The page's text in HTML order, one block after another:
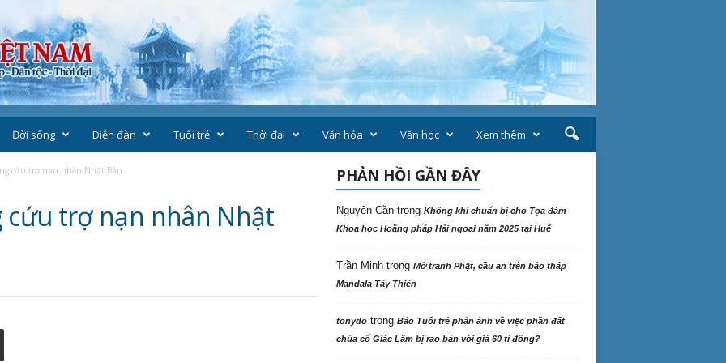
Đời sống Diễn đàn Tuổi trẻ Thời đại Văn hóa Văn học Xem thêm
cứu trợ nạn nhân Nhật Bản
cứu trợ nạn nhân Nhật
PHẢN HỒI GẦN ĐÂY
Nguyên Cầntrong Không khí chuẩn bị cho Tọa đàm
Khoa học Hoằng pháp Hải ngoại năm 2025 tại Huế
Trần Minhtrong Mở tranh Phật, cầu an trên bảo tháp
Mandala Tây Thiên
tonydotrong Báo Tuổi trẻ phản ảnh về việc phần đất
chùa cổ Giác Lâm bị rao bán với giá 60 tỉ đồng?